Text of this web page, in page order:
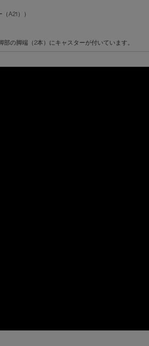
A21））
の脚端（2本）にキャスターが付いています。